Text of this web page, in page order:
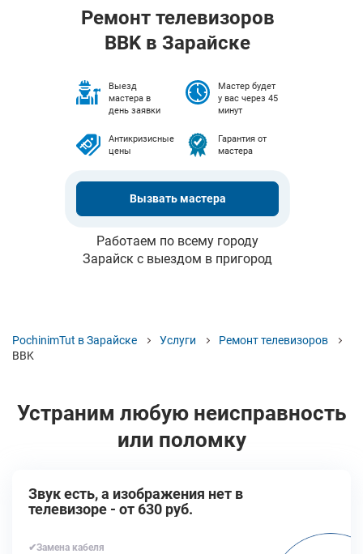
Ремонт телевизоров
BBK в Зарайске
Выезд
мастера в
день заявки
Мастер будет
у вас через 45
минут
Антикризисные
цены
Гарантия от
мастера
Вызвать мастера
Работаем по всему городу
Зарайск с выездом в пригород
PochinimTut в Зарайске Услуги
Ремонт телевизоров
BBK
Устраним любую неисправность
или поломку
Звук есть, а изображения нет в
телевизоре - от 630 руб.
✔Замена кабеля